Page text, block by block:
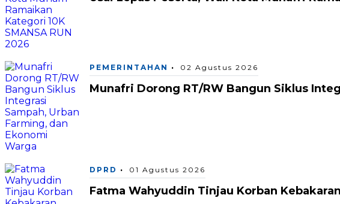
PEMERINTAHAN 02 Agustus 2026
Munafri Dorong RT/RW Bangun Siklus
DPRD 01 Agustus 2026
Fatma Wahyuddin Tinjau Korban